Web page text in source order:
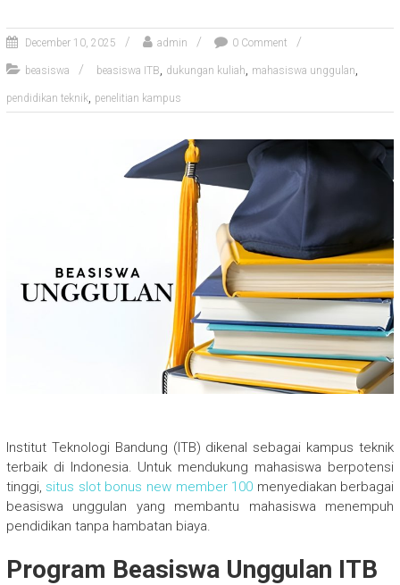
December 10, 2025 admin 0 Comment
beasiswa beasiswa ITB, dukungan kuliah, mahasiswa unggulan,
pendidikan teknik, penelitian kampus
Institut Teknologi Bandung (ITB) dikenal sebagai kampus teknik
terbaik di Indonesia. Untuk mendukung mahasiswa berpotensi
tinggi, situs slot bonus new member 100 menyediakan berbagai
beasiswa unggulan yang membantu mahasiswa menempuh
pendidikan tanpa hambatan biaya.
Program Beasiswa Unggulan ITB